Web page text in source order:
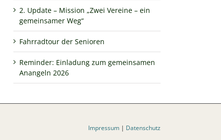
2. Update – Mission „Zwei Vereine – ein
gemeinsamer Weg“
Fahrradtour der Senioren
Reminder: Einladung zum gemeinsamen
Anangeln 2026
Impressum | Datenschutz